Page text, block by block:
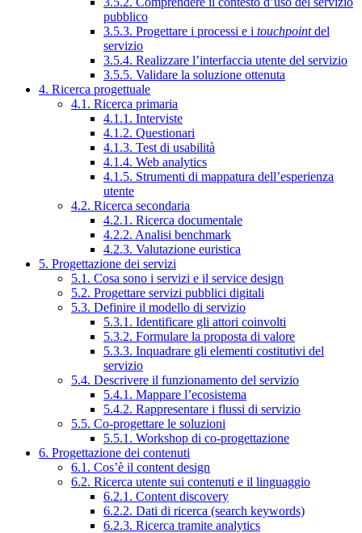
pubblico
3.5.3. Progettare i processi e i touchpointdel
servizio
3.5.4. Realizzare l’interfaccia utente del servizio
3.5.5. Validare la soluzione ottenuta
4. Ricerca progettuale
4.1. Ricerca primaria
4.1.1. Interviste
4.1.2. Questionari
4.1.3. Test di usabilità
4.1.4. Web analytics
4.1.5. Strumenti di mappatura dell’esperienza
utente
4.2. Ricerca secondaria
4.2.1. Ricerca documentale
4.2.2. Analisi benchmark
4.2.3. Valutazione euristica
5. Progettazione dei servizi
5.1. Cosa sono i servizi e il service design
5.2. Progettare servizi pubblici digitali
5.3. Definire il modello di servizio
5.3.1. Identificare gli attori coinvolti
5.3.2. Formulare la proposta di valore
5.3.3. Inquadrare gli elementi costitutivi del
servizio
5.4. Descrivere il funzionamento del servizio
5.4.1. Mappare l’ecosistema
5.4.2. Rappresentare i flussi di servizio
5.5. Co-progettare le soluzioni
5.5.1. Workshop di co-progettazione
6. Progettazione dei contenuti
6.1. Cos’è il content design
6.2. Ricerca utente sui contenuti e il linguaggio
6.2.1. Content discovery
6.2.2. Dati di ricerca (search keywords)
6.2.3. Ricerca tramite analytics